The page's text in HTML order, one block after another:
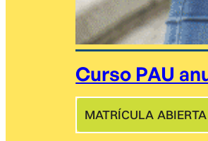
Curso PAU
MATRÍCULA ABIERTA